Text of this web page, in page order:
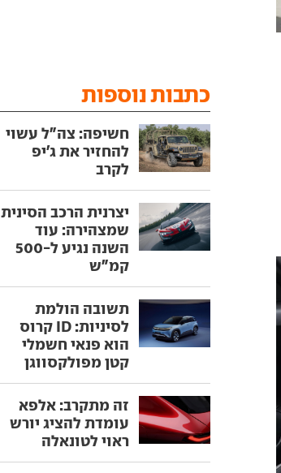
כתבות נוספות
חשיפה: צה"ל עשוי
להחזיר את ג'יפ
לקרב
יצרנית הרכב הסינית
שמצהירה: עוד
השנה נגיע ל-500
קמ"ש
תשובה הולמת
לסיניות: ID קרוס
הוא פנאי חשמלי
קטן מפולקסווגן
זה מתקרב: אלפא
עומדת להציג יורש
ראוי לטונאלה